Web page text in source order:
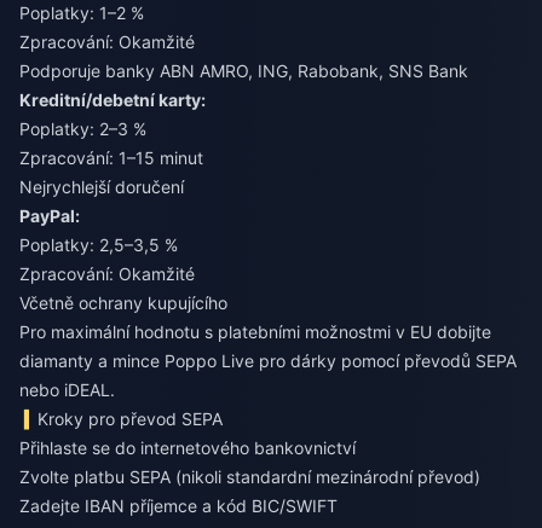
Poplatky: 1–2 %
Zpracování: Okamžité
Podporuje banky ABN AMRO, ING, Rabobank, SNS Bank
Kreditní/debetní karty:
Poplatky: 2–3 %
Zpracování: 1–15 minut
Nejrychlejší doručení
PayPal:
Poplatky: 2,5–3,5 %
Zpracování: Okamžité
Včetně ochrany kupujícího
Pro maximální hodnotu s platebními možnostmi v EU dobijte
diamanty a mince Poppo Live pro dárky pomocí převodů SEPA
nebo iDEAL.
Kroky pro převod SEPA
Přihlaste se do internetového bankovnictví
Zvolte platbu SEPA (nikoli standardní mezinárodní převod)
Zadejte IBAN příjemce a kód BIC/SWIFT